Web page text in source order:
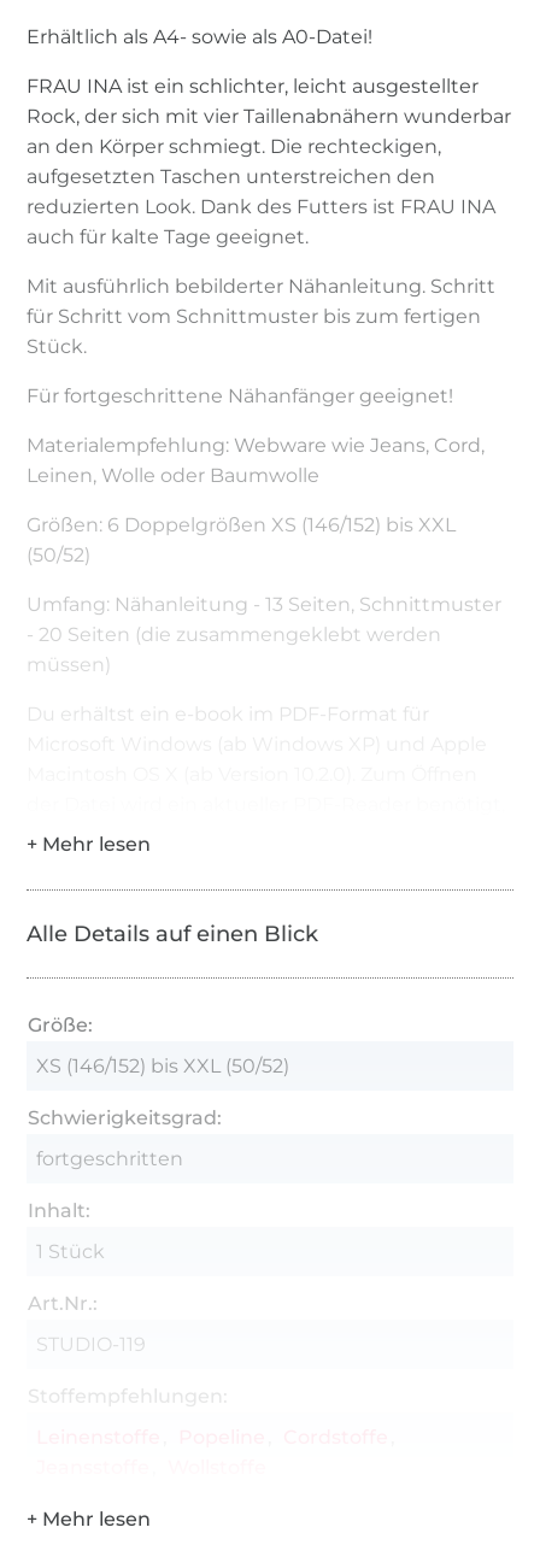
Erhältlich als A4- sowie als A0-Datei!
FRAU INA ist ein schlichter, leicht ausgestellter
Rock, der sich mit vier Taillenabnähern wunderbar
an den Körper schmiegt. Die rechteckigen,
aufgesetzten Taschen unterstreichen den
reduzierten Look. Dank des Futters ist FRAU INA
auch für kalte Tage geeignet.
Mit ausführlich bebilderter Nähanleitung. Schritt
für Schritt vom Schnittmuster bis zum fertigen
Stück.
Für fortgeschrittene Nähanfänger geeignet!
Materialempfehlung: Webware wie Jeans, Cord,
Leinen, Wolle oder Baumwolle
Größen: 6 Doppelgrößen XS (146/152) bis XXL
(50/52)
Umfang: Nähanleitung - 13 Seiten, Schnittmuster
- 20 Seiten (die zusammengeklebt werden
müssen)
Du erhältst ein e-book im PDF-Format für
z.B. der Adobe Acrobat Reader ab Version 7.0.
den privaten Gebrauch verwendet werden. Es ist
nicht erlaubt das e-book für die Produktion von
die Weitergabe der Anleitung sowie die
Massenproduktion sind NICHT gestattet. Für
Haftung übernommen.
Alle Details auf einen Blick
Größe:
XS (146/152) bis XXL (50/52)
Schwierigkeitsgrad:
fortgeschritten
Inhalt:
1 Stück
Art.Nr.:
STUDIO-119
Stoffempfehlungen: